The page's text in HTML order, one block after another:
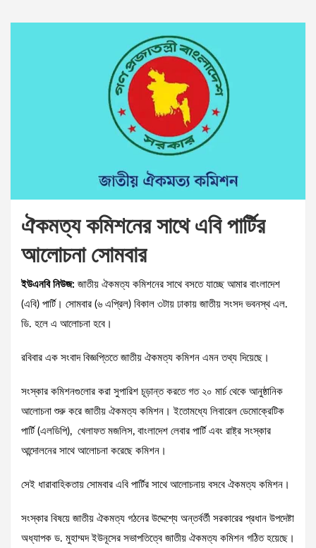
ঐকমত্য কমিশনের সাথে এবি পার্টির
আলোচনা সোমবার
ইউএনবি নিউজ: জাতীয় ঐকমত্য কমিশনের সাথে বসতে যাচ্ছে আমার বাংলাদেশ
(এবি) পার্টি। সোমবার (৬ এপ্রিল) বিকাল ৩টায় ঢাকায় জাতীয় সংসদ ভবনস্থ এল.
ডি. হলে এ আলোচনা হবে।
রবিবার এক সংবাদ বিজ্ঞপ্তিতে জাতীয় ঐকমত্য কমিশন এমন তথ্য দিয়েছে।
সংস্কার কমিশনগুলোর করা সুপারিশ চূড়ান্ত করতে গত ২০ মার্চ থেকে আনুষ্ঠানিক
আলোচনা শুরু করে জাতীয় ঐকমত্য কমিশন। ইতোমধ্যে লিবারেল ডেমোক্রেটিক
পার্টি (এলডিপি), খেলাফত মজলিস, বাংলাদেশ লেবার পার্টি এবং রাষ্ট্র সংস্কার
আন্দোলনের সাথে আলোচনা করেছে কমিশন।
সেই ধারাবাহিকতায় সোমবার এবি পার্টির সাথে আলোচনায় বসবে ঐকমত্য কমিশন।
সংস্কার বিষয়ে জাতীয় ঐকমত্য গঠনের উদ্দেশ্যে অন্তর্বর্তী সরকারের প্রধান উপদেষ্টা
অধ্যাপক ড. মুহাম্মদ ইউনূসের সভাপতিত্বে জাতীয় ঐকমত্য কমিশন গঠিত হয়েছে।